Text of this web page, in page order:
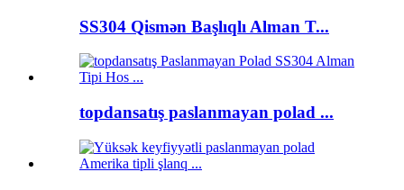
SS304 Qismən Başlıqlı Alman T...
topdansatış paslanmayan polad ...